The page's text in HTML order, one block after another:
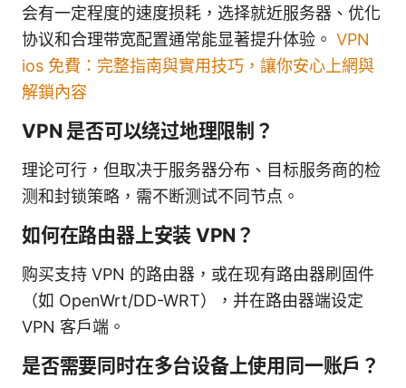
会有一定程度的速度损耗，选择就近服务器、优化
协议和合理带宽配置通常能显著提升体验。 VPN
ios 免費：完整指南與實用技巧，讓你安心上網與
解鎖內容
VPN 是否可以绕过地理限制？
理论可行，但取决于服务器分布、目标服务商的检
测和封锁策略，需不断测试不同节点。
如何在路由器上安装 VPN？
购买支持 VPN 的路由器，或在现有路由器刷固件
（如 OpenWrt/DD-WRT），并在路由器端设定
VPN 客户端。
是否需要同时在多台设备上使用同一账户？